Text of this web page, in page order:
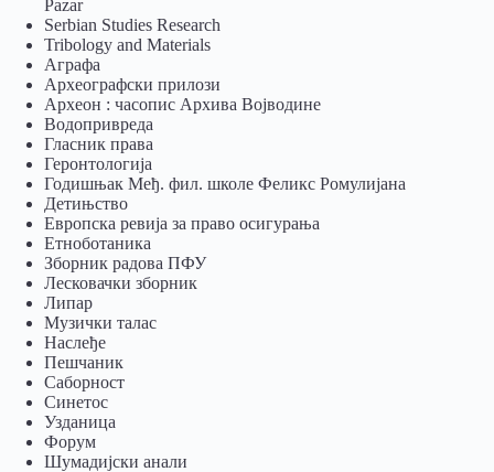
Pazar
Serbian Studies Research
Tribology and Materials
Аграфа
Археографски прилози
Археон : часопис Архива Војводине
Водопривреда
Гласник права
Геронтологија
Годишњак Међ. фил. школе Феликс Ромулијана
Детињство
Европска ревија за право осигурања
Eтноботаника
Зборник радова ПФУ
Лесковачки зборник
Липар
Музички талас
Наслеђе
Пешчаник
Саборност
Синетос
Узданица
Форум
Шумадијски анали